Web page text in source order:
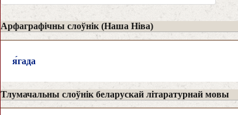
Арфаграфічны слоўнік (Наша Ніва)
я́гада
Тлумачальны слоўнік беларускай літаратурнай мовы